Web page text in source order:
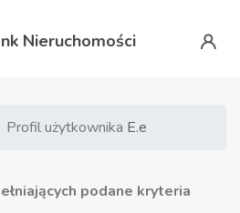
Nieruchomości
Profil użytkownika E.e
podane kryteria